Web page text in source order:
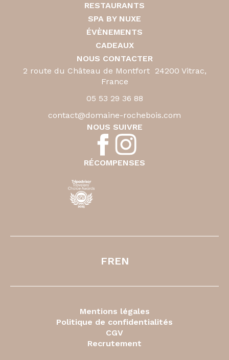
RESTAURANTS
SPA BY NUXE
ÉVÈNEMENTS
CADEAUX
NOUS CONTACTER
2 route du Château de Montfort 24200 Vitrac,
France
05 53 29 36 88
contact@domaine-rochebois.com
NOUS SUIVRE
RÉCOMPENSES
Mentions légales
Politique de confidentialités
CGV
Recrutement
FREN